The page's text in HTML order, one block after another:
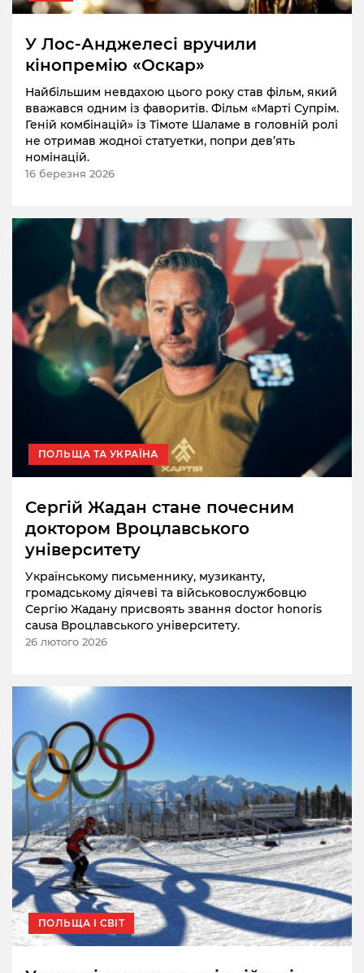
У Лос-Анджелесі вручили
кінопремію «Оскар»
Найбільшим невдахою цього року став фільм, який
вважався одним із фаворитів. Фільм «Марті Супрім.
Геній комбінацій» із Тімоте Шаламе в головній ролі
не отримав жодної статуетки, попри девʼять
номінацій.
16 березня 2026
ПОЛЬЩА ТА УКРАЇНА
Сергій Жадан стане почесним
доктором Вроцлавського
університету
Українському письменнику, музиканту,
громадському діячеві та військовослужбовцю
Сергію Жадану присвоять звання doctor honoris
causa Вроцлавського університету.
26 лютого 2026
ПОЛЬЩА І СВІТ